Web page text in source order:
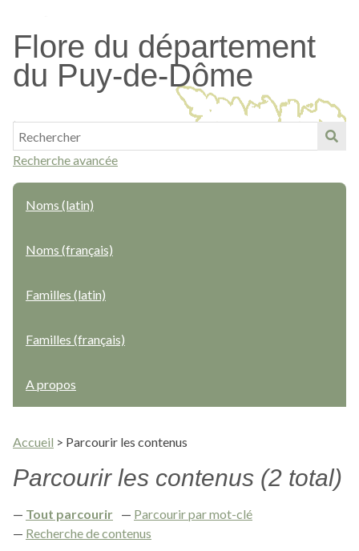
contenu
principal
Flore du département
du Puy-de-Dôme
Recherche avancée
Noms (latin)
Noms (français)
Familles (latin)
Familles (français)
A propos
Accueil > Parcourir les contenus
Parcourir les contenus (2 total)
Tout parcourir
Parcourir par mot-clé
Recherche de contenus